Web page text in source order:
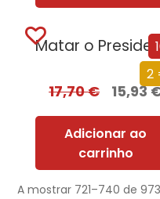
2
17,70€ 15,93
Adicionar ao
carrinho
A mostrar 721–740 de